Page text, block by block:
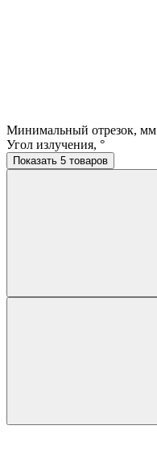
Минимальный отрезок, мм
Угол излучения, °
Показать 5 товаров